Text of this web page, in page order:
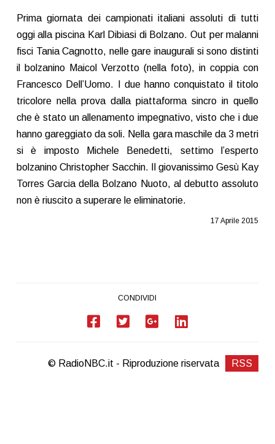
Prima giornata dei campionati italiani assoluti di tutti
oggi alla piscina Karl Dibiasi di Bolzano. Out per malanni
fisci Tania Cagnotto, nelle gare inaugurali si sono distinti
il bolzanino Maicol Verzotto (nella foto), in coppia con
Francesco Dell’Uomo. I due hanno conquistato il titolo
tricolore nella prova dalla piattaforma sincro in quello
che è stato un allenamento impegnativo, visto che i due
hanno gareggiato da soli. Nella gara maschile da 3 metri
si è imposto Michele Benedetti, settimo l’esperto
bolzanino Christopher Sacchin. Il giovanissimo Gesù Kay
Torres Garcia della Bolzano Nuoto, al debutto assoluto
non è riuscito a superare le eliminatorie.
17 Aprile 2015
CONDIVIDI
© RadioNBC.it - Riproduzione riservata RSS